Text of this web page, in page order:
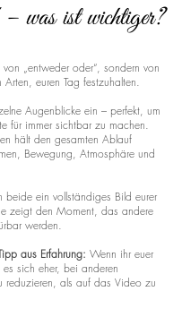
was ist wichtiger?
„entweder oder“, sondern von
euren Tag festzuhalten.
Augenblicke ein – perfekt, um
für immer sichtbar zu machen.
hält den gesamten Ablauf
Bewegung, Atmosphäre und
beide ein vollständiges Bild eurer
zeigt den Moment, das andere
werden.
aus Erfahrung: Wenn ihr euer
sich eher, bei anderen
reduzieren, als auf das Video zu